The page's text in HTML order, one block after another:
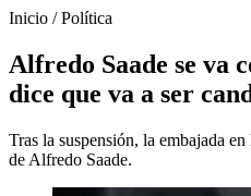
Inicio /Política
Alfredo Saade se va
dice que va a ser
Tras la suspensión, la embajada
de Alfredo Saade.